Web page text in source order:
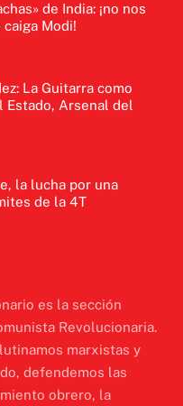
de India: ¡no nos
Modi!
La Guitarra como
Arsenal del
la lucha por una
de la 4T
es la sección
Revolucionaria.
marxistas y
defendemos las
obrero, la